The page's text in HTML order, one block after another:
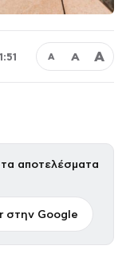
Α Α Α
αποτελέσματα
στην Google